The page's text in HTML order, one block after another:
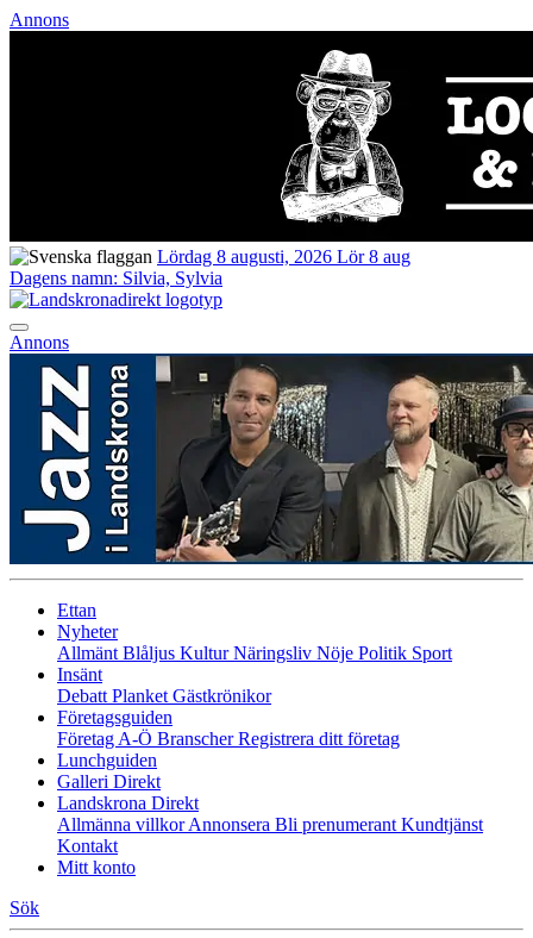
Annons
Lördag 8 augusti, 2026 Lör 8 aug
Dagens namn: Silvia, Sylvia
Annons
Ettan
Nyheter
Allmänt Blåljus KulturNäringsliv Nöje Politik Sport
Insänt
Debatt Planket Gästkrönikor
Företagsguiden
Företag A-Ö BranscherRegistrera ditt företag
Lunchguiden
Galleri Direkt
Landskrona Direkt
Allmänna villkorAnnonsera Bli prenumerant Kundtjänst
Kontakt
Mitt konto
Sök